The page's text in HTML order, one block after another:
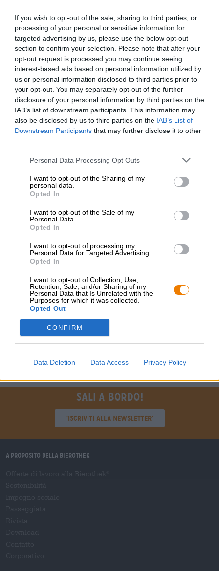
If you wish to opt-out of the sale, sharing to third parties, or
processing of your personal or sensitive information for
targeted advertising by us, please use the below opt-out
section to confirm your selection. Please note that after your
opt-out request is processed you may continue seeing
interest-based ads based on personal information utilized by
us or personal information disclosed to third parties prior to
your opt-out. You may separately opt-out of the further
disclosure of your personal information by third parties on the
IAB’s list of downstream participants. This information may
also be disclosed by us to third parties on the IAB’s List of
Downstream Participants that may further disclose it to other
Personal Data Processing Opt Outs
I want to opt-out of the Sharing of my
personal data.
Opted In
I want to opt-out of the Sale of my
Personal Data.
Opted In
I want to opt-out of processing my
Personal Data for Targeted Advertising.
Opted In
I want to opt-out of Collection, Use,
Retention, Sale, and/or Sharing of my
Personal Data that Is Unrelated with the
Purposes for which it was collected.
Opted Out
CONFIRM
Data Deletion Data Access Privacy Policy
odin-trunk honigbier
Fürstlich Drehna
84% (5)
€ 3,59
MEHRWEG
0,33 L Bottiglia - € 10,88 / LTR
schloßbräu odin-trunk honigbier
80%
€ 3,19
MEHRWEG
0,50 L Bottiglia - € 6,38 / LTR
Esaurito
Sali a bordo!
'Iscriviti alla newsletter'
A proposito della Bierothek